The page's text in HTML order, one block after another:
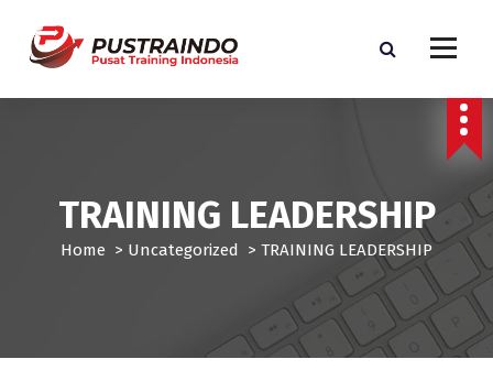
TRAINING LEADERSHIP
Home > Uncategorized > TRAINING LEADERSHIP